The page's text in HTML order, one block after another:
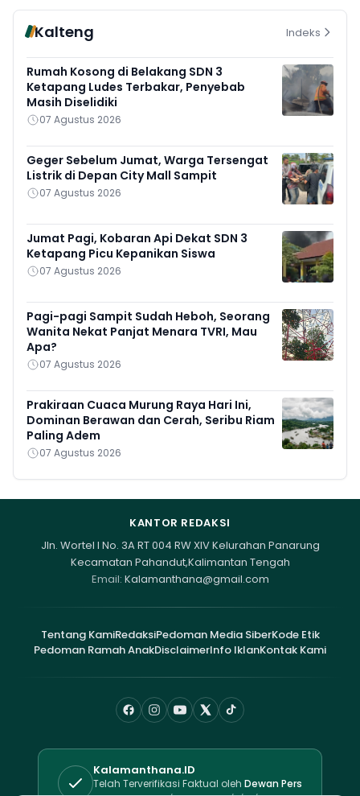
Kalteng Indeks
Rumah Kosong di Belakang SDN 3
Ketapang Ludes Terbakar, Penyebab
Masih Diselidiki
07 Agustus 2026
Geger Sebelum Jumat, Warga Tersengat
Listrik di Depan City Mall Sampit
07 Agustus 2026
Jumat Pagi, Kobaran Api Dekat SDN 3
Ketapang Picu Kepanikan Siswa
07 Agustus 2026
Pagi-pagi Sampit Sudah Heboh, Seorang
Wanita Nekat Panjat Menara TVRI, Mau
Apa?
07 Agustus 2026
Prakiraan Cuaca Murung Raya Hari Ini,
Dominan Berawan dan Cerah, Seribu Riam
Paling Adem
07 Agustus 2026
KANTOR REDAKSI
Jln. Wortel I No. 3A RT 004 RW XIV Kelurahan Panarung
Kecamatan Pahandut,Kalimantan Tengah
Email: Kalamanthana@gmail.com
Tentang KamiRedaksiPedoman Media SiberKode Etik
Pedoman Ramah AnakDisclaimerInfo IklanKontak Kami
Kalamanthana.ID
Telah Terverifikasi Faktual oleh Dewan Pers